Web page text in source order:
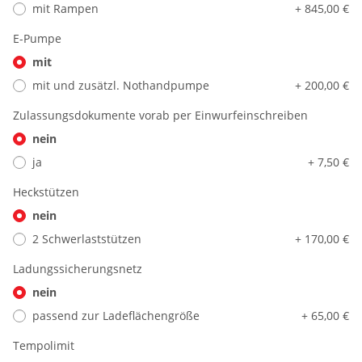
mit Rampen
+ 845,00 €
E-Pumpe
mit
mit und zusätzl. Nothandpumpe
+ 200,00 €
Zulassungsdokumente vorab per Einwurfeinschreiben
nein
ja
+ 7,50 €
Heckstützen
nein
2 Schwerlaststützen
+ 170,00 €
Ladungssicherungsnetz
nein
passend zur Ladeflächengröße
+ 65,00 €
Tempolimit